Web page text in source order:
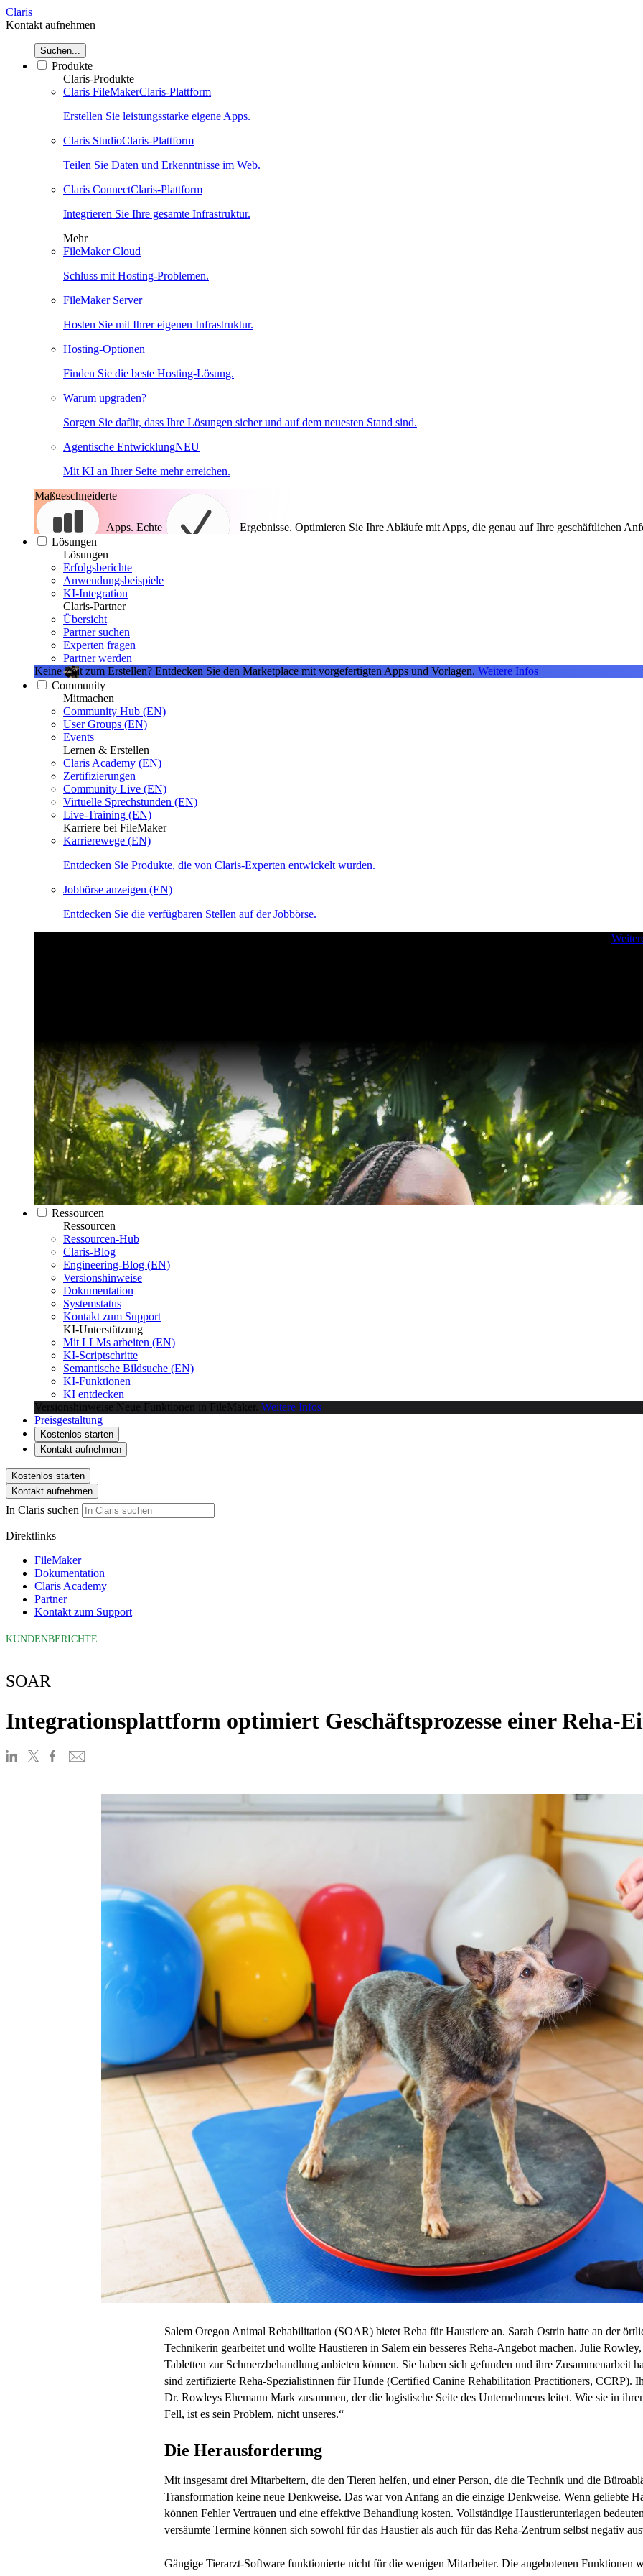
Claris
Kontakt aufnehmen
Suchen...
Produkte
Claris-Produkte
Claris FileMakerClaris-Plattform
Erstellen Sie leistungsstarke eigene Apps.
Claris StudioClaris-Plattform
Teilen Sie Daten und Erkenntnisse im Web.
Claris ConnectClaris-Plattform
Integrieren Sie Ihre gesamte Infrastruktur.
Mehr
FileMaker Cloud
Schluss mit Hosting-Problemen.
FileMaker Server
Hosten Sie mit Ihrer eigenen Infrastruktur.
Hosting-Optionen
Finden Sie die beste Hosting-Lösung.
Warum upgraden?
Sorgen Sie dafür, dass Ihre Lösungen sicher und auf dem neuesten Stand sind.
Agentische EntwicklungNEU
Mit KI an Ihrer Seite mehr erreichen.
Maßgeschneiderte
Apps. Echte Ergebnisse. Optimieren Sie Ihre Abläufe mit Apps, die genau auf Ihre geschäftlichen
Lösungen
Lösungen
Erfolgsberichte
Anwendungsbeispiele
KI-Integration
Claris-Partner
Übersicht
Partner suchen
Experten fragen
Partner werden
Keine Zeit zum Erstellen? Entdecken Sie den Marketplace mit vorgefertigten Apps und Vorlagen. Weitere Infos
Community
Mitmachen
Community Hub (EN)
User Groups (EN)
Events
Lernen & Erstellen
Claris Academy (EN)
Zertifizierungen
Community Live (EN)
Virtuelle Sprechstunden (EN)
Live-Training (EN)
Karriere bei FileMaker
Karrierewege (EN)
Entdecken Sie Produkte, die von Claris-Experten entwickelt wurden.
Jobbörse anzeigen (EN)
Entdecken Sie die verfügbaren Stellen auf der Jobbörse.
Ressourcen
Ressourcen
Ressourcen-Hub
Claris-Blog
Engineering-Blog (EN)
Versionshinweise
Dokumentation
Systemstatus
Kontakt zum Support
KI-Unterstützung
Mit LLMs arbeiten (EN)
KI-Scriptschritte
Semantische Bildsuche (EN)
KI-Funktionen
KI entdecken
Versionshinweise Neue Funktionen in FileMaker. Weitere Infos
Preisgestaltung
Kostenlos starten
Kontakt aufnehmen
Kostenlos starten
Kontakt aufnehmen
In Claris suchen
Direktlinks
FileMaker
Dokumentation
Claris Academy
Partner
Kontakt zum Support
KUNDENBERICHTE
SOAR
Integrationsplattform optimiert Geschäftsprozesse einer Reha-
Salem Oregon Animal Rehabilitation (SOAR) bietet Reha für Haustiere an. Sarah Ostrin hatte an der
Technikerin gearbeitet und wollte Haustieren in Salem ein besseres Reha-Angebot machen. Julie
Tabletten zur Schmerzbehandlung anbieten können. Sie haben sich gefunden und ihre Zusammenarbeit
sind zertifizierte Reha-Spezialistinnen für Hunde (Certified Canine Rehabilitation Practitioners, CCRP).
Dr. Rowleys Ehemann Mark zusammen, der die logistische Seite des Unternehmens leitet. Wie sie in
Fell, ist es sein Problem, nicht unseres.“
Die Herausforderung
Mit insgesamt drei Mitarbeitern, die den Tieren helfen, und einer Person, die die Technik und die
Transformation keine neue Denkweise. Das war von Anfang an die einzige Denkweise. Wenn geliebte
können Fehler Vertrauen und eine effektive Behandlung kosten. Vollständige Haustierunterlagen
versäumte Termine können sich sowohl für das Haustier als auch für das Reha-Zentrum selbst negativ
Gängige Tierarzt-Software funktionierte nicht für die wenigen Mitarbeiter. Die angebotenen Funktionen